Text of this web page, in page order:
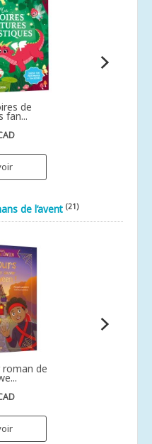
de
fan...
de l’avent (21)
de